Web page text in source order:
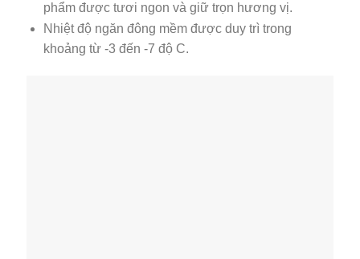
phẩm được tươi ngon và giữ trọn hương vị.
Nhiệt độ ngăn đông mềm được duy trì trong
khoảng từ -3 đến -7 độ C.